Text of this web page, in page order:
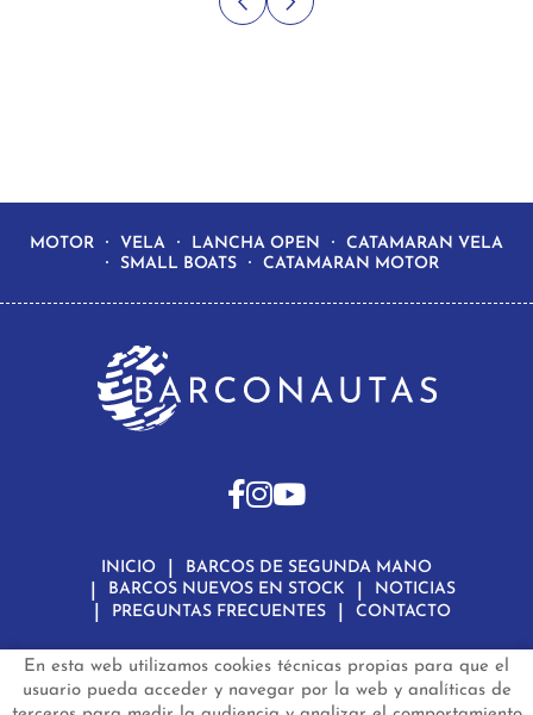
En esta web utilizamos cookies técnicas propias para que el
usuario pueda acceder y navegar por la web y analíticas de
MOTOR VELA LANCHA OPEN
CATAMARAN VELA
SMALL BOATS
CATAMARAN MOTOR
INICIO
BARCOS DE SEGUNDA MANO
BARCOS NUEVOS EN STOCK
NOTICIAS
PREGUNTAS FRECUENTES
CONTACTO
Aviso Legal
Política de Privacidad de Datos
Política de Cookies
Configuración de Cookies